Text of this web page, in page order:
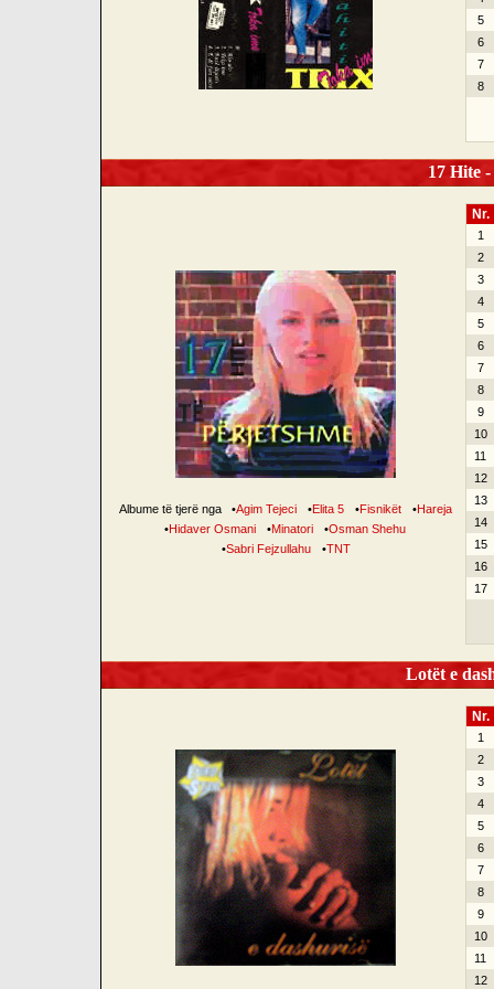
5
6
7
8
17 Hite
Albume të tjerë nga •Agim Tejeci •Elita 5 •Fisnikët •Hareja
•Hidaver Osmani •Minatori •Osman Shehu
•Sabri Fejzullahu •TNT
Nr.
1
2
3
4
5
6
7
8
9
10
11
12
13
14
15
16
17
Lotët e
Nr.
1
2
3
4
5
6
7
8
9
10
11
12